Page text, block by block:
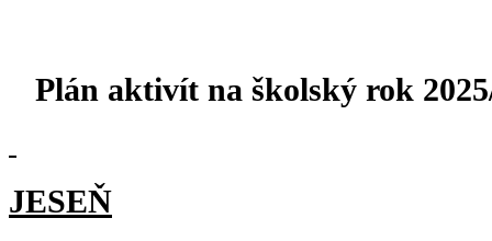
Plán aktivít na školský rok
JESEŇ